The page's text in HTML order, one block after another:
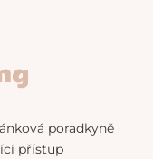
poradkyně
přístup